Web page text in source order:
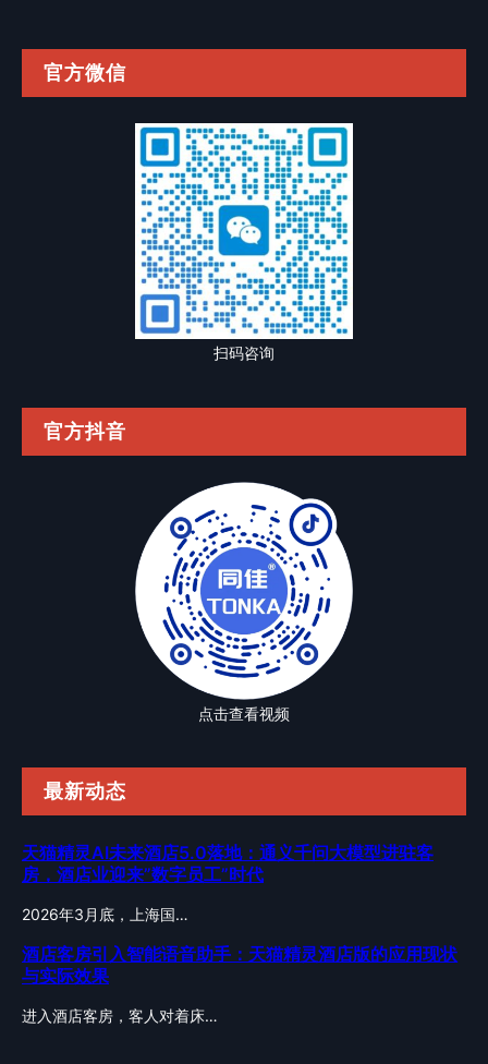
官方微信
扫码咨询
官方抖音
点击查看视频
最新动态
天猫精灵AI未来酒店5.0落地：通义千问大模型进驻客
房，酒店业迎来”数字员工”时代
2026年3月底，上海国…
酒店客房引入智能语音助手：天猫精灵酒店版的应用现状
与实际效果
进入酒店客房，客人对着床…